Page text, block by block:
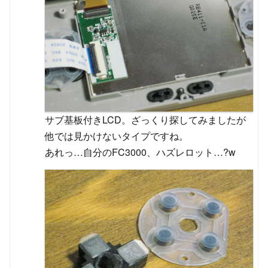
サブ基板付きLCD。ざっくり探してみましたが
他では見かけないタイプですね。
あれっ…自分のFC3000、ハズレロット…?w